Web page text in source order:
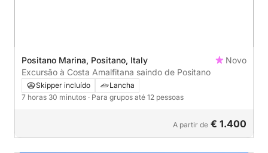
Positano Marina, Positano, Italy
Novo
Excursão à Costa Amalfitana saindo de Positano
Skipper incluído
Lancha
7 horas 30 minutos · Para grupos até 12 pessoas
A partir de € 1.400